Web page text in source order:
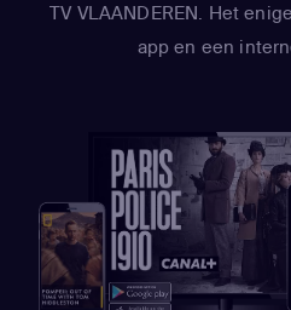
TV VLAANDEREN. Het
app en een